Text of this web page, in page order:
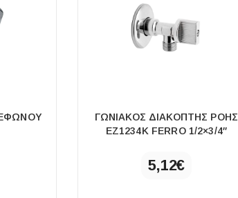
ΓΩΝΙΑΚΌΣ ΔΙΑΚΌΠΤΗΣ ΡΟΉΣ
EZ1234K FERRO 1/2×3/4″
5,12€